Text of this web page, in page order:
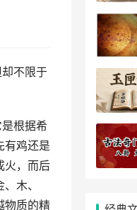
不限于
根据希
有鸡还是
火，而后
木、
物质的精